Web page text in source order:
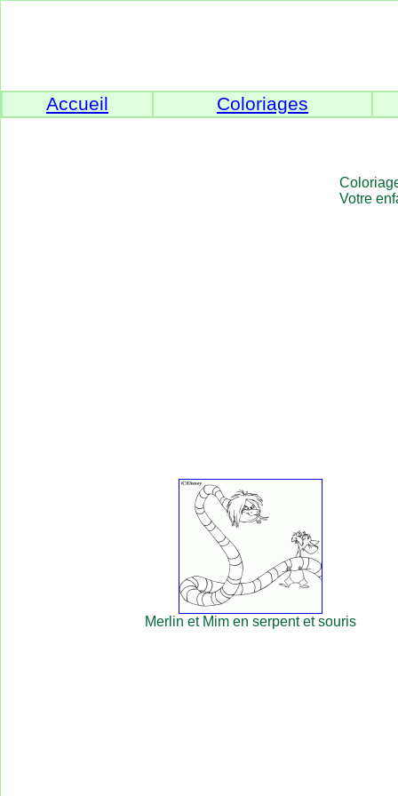
Accueil Coloriages
Votre
Merlin et Mim en serpent et souris